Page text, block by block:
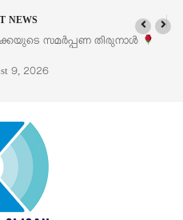
NEWS
സെയിലും ഓഗസ്റ്റ് 8-ന്
9, 2026